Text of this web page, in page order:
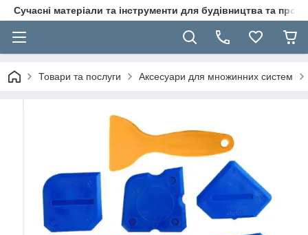
Сучасні матеріали та інструменти для будівництва та
Товари та послуги Аксесуари для множинних систем